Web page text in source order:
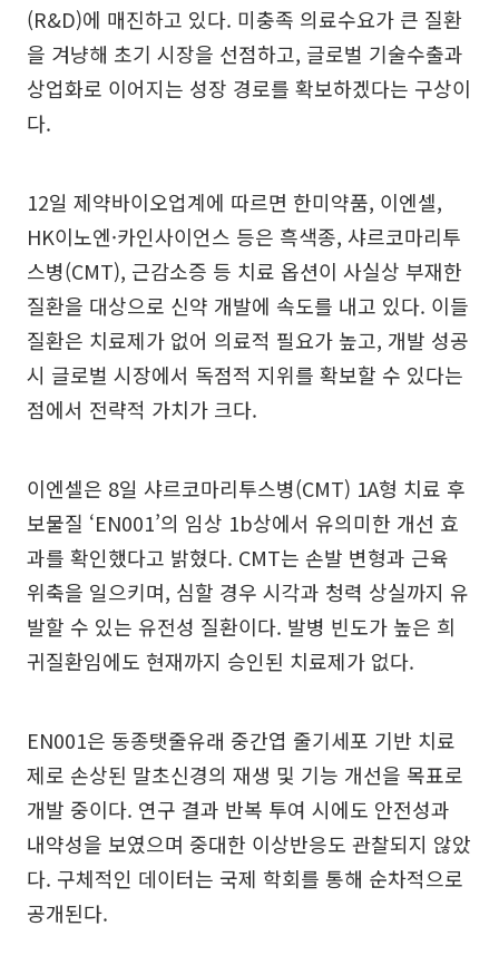
(R&D)에 매진하고 있다. 미충족 의료수요가 큰 질환
을 겨냥해 초기 시장을 선점하고, 글로벌 기술수출과
상업화로 이어지는 성장 경로를 확보하겠다는 구상이
다.
12일 제약바이오업계에 따르면 한미약품, 이엔셀,
HK이노엔·카인사이언스 등은 흑색종, 샤르코마리투
스병(CMT), 근감소증 등 치료 옵션이 사실상 부재한
질환을 대상으로 신약 개발에 속도를 내고 있다. 이들
질환은 치료제가 없어 의료적 필요가 높고, 개발 성공
시 글로벌 시장에서 독점적 지위를 확보할 수 있다는
점에서 전략적 가치가 크다.
이엔셀은 8일 샤르코마리투스병(CMT) 1A형 치료 후
보물질 ‘EN001’의 임상 1b상에서 유의미한 개선 효
과를 확인했다고 밝혔다. CMT는 손발 변형과 근육
위축을 일으키며, 심할 경우 시각과 청력 상실까지 유
발할 수 있는 유전성 질환이다. 발병 빈도가 높은 희
귀질환임에도 현재까지 승인된 치료제가 없다.
EN001은 동종탯줄유래 중간엽 줄기세포 기반 치료
제로 손상된 말초신경의 재생 및 기능 개선을 목표로
개발 중이다. 연구 결과 반복 투여 시에도 안전성과
내약성을 보였으며 중대한 이상반응도 관찰되지 않았
다. 구체적인 데이터는 국제 학회를 통해 순차적으로
공개된다.